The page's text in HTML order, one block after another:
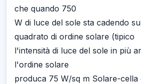
che quando 750
W di luce del sole sta cadendo
quadrato di ordine solare (tipico
l'intensità di luce del sole in più
l'ordine solare
produca 75 W/sq m Solare-cella